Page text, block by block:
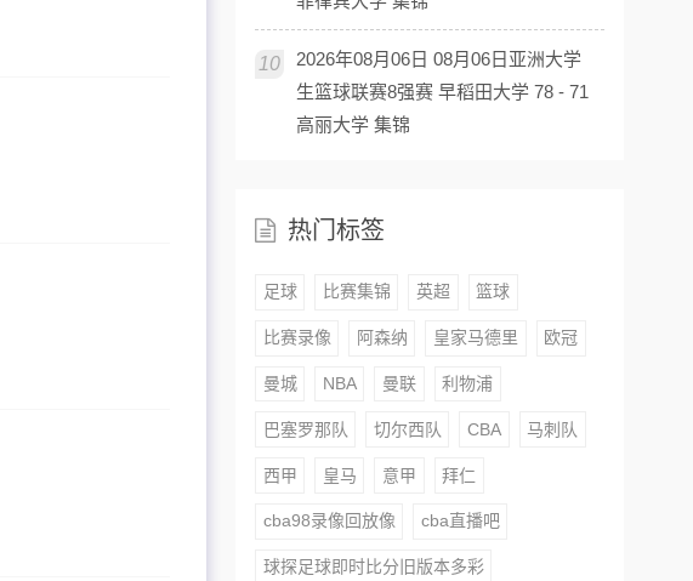
10
2026年08月06日 08月06日亚洲大学
生篮球联赛8强赛 早稻田大学 78 - 71
高丽大学 集锦
热门标签
足球 比赛集锦 英超 篮球
比赛录像 阿森纳 皇家马德里 欧冠
曼城 NBA 曼联 利物浦
巴塞罗那队 切尔西队 CBA 马刺队
西甲 皇马 意甲 拜仁
cba98录像回放像 cba直播吧
球探足球即时比分旧版本多彩